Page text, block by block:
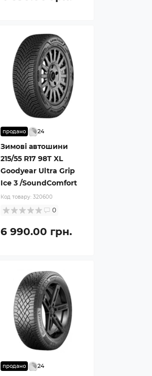
продано 24
Зимові автошини
215/55 R17 98T XL
Goodyear Ultra Grip
Ice 3 /SoundComfort
Код товару:320600
0
6 990.00 грн.
продано 24